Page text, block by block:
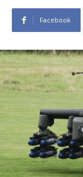
Facebook